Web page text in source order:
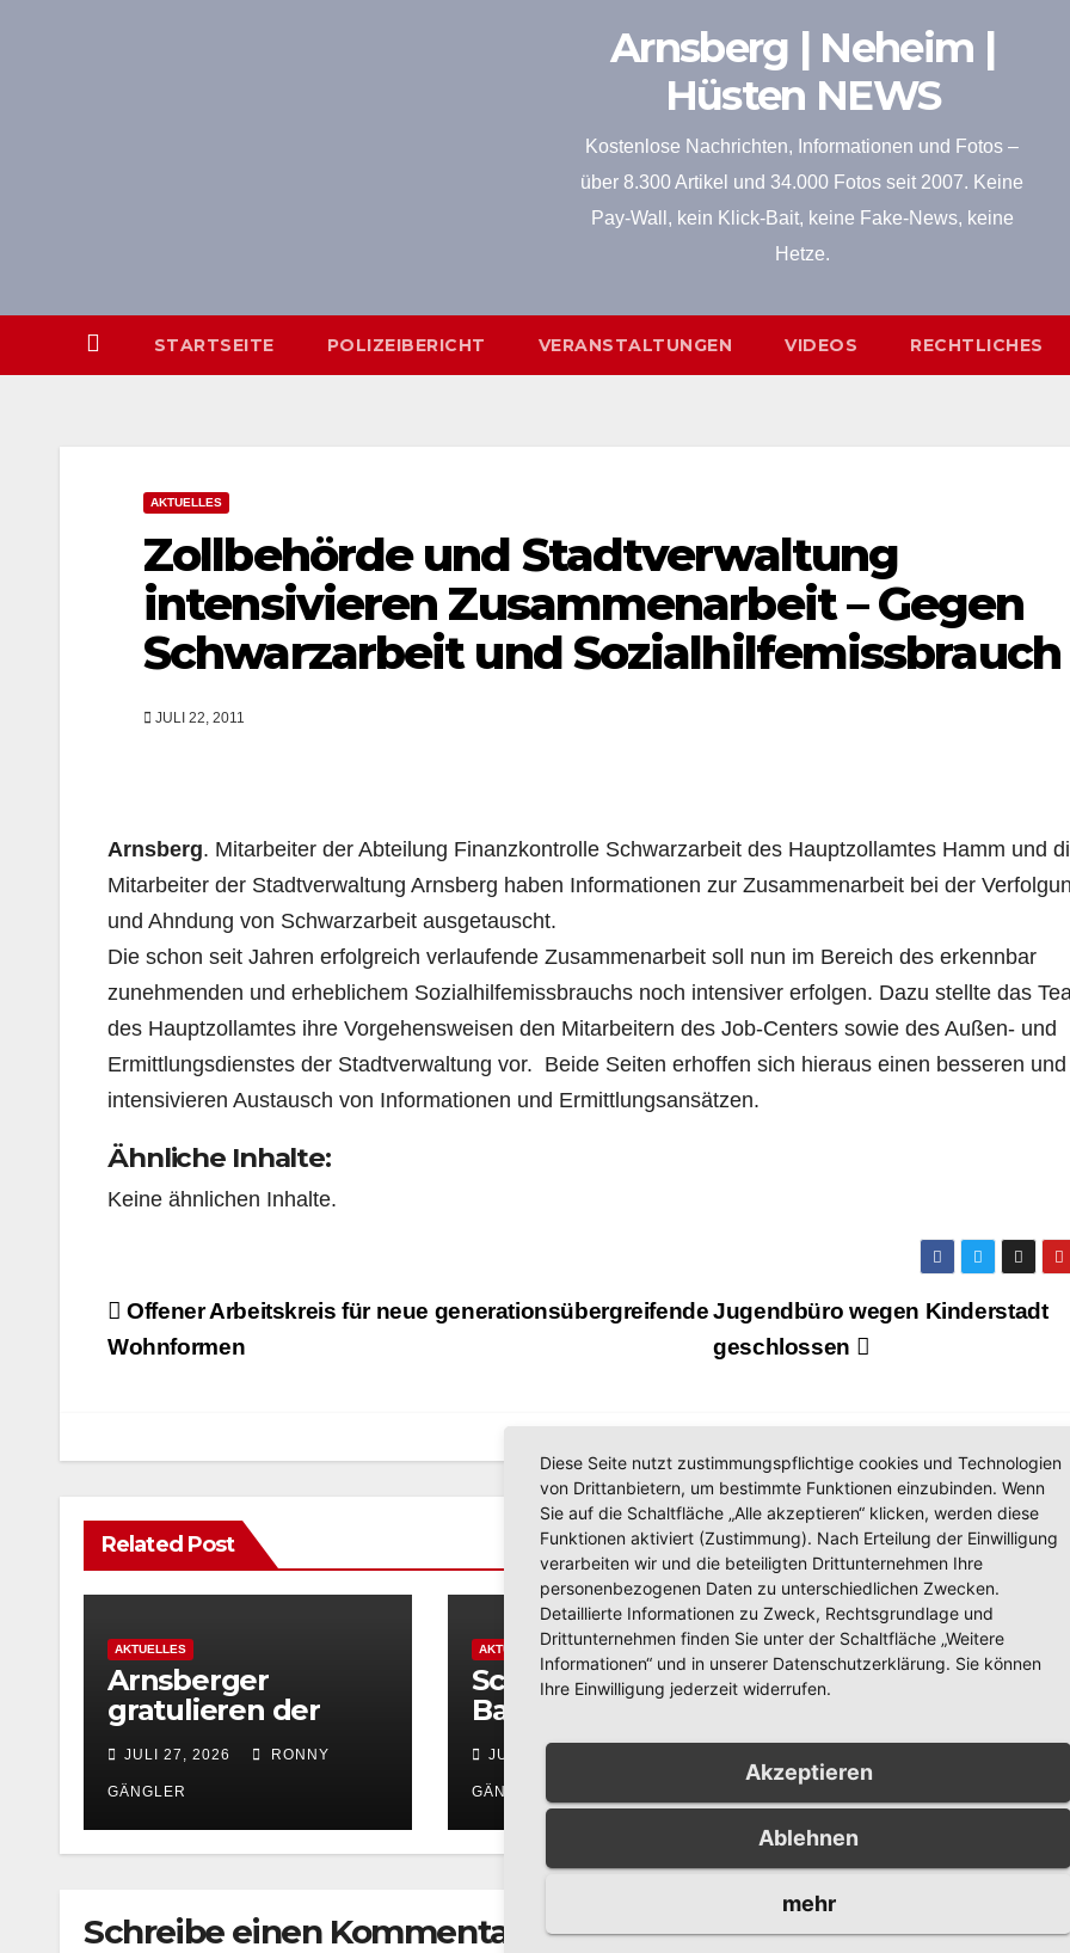
Arnsberg | Neheim |
Hüsten NEWS
Kostenlose Nachrichten, Informationen und Fotos –
über 8.300 Artikel und 34.000 Fotos seit 2007. Keine
Pay-Wall, kein Klick-Bait, keine Fake-News, keine
Hetze.
STARTSEITE POLIZEIBERICHT VERANSTALTUNGEN VIDEOS RECHTLICHES
AKTUELLES
Zollbehörde und Stadtverwaltung
intensivieren Zusammenarbeit – Gegen
Schwarzarbeit und Sozialhilfemissbrauch
JULI 22, 2011
Arnsberg. Mitarbeiter der Abteilung Finanzkontrolle Schwarzarbeit des Hauptzollamtes Hamm und
Mitarbeiter der Stadtverwaltung Arnsberg haben Informationen zur Zusammenarbeit bei der
und Ahndung von Schwarzarbeit ausgetauscht.
Die schon seit Jahren erfolgreich verlaufende Zusammenarbeit soll nun im Bereich des erkennbar
zunehmenden und erheblichem Sozialhilfemissbrauchs noch intensiver erfolgen. Dazu stellte das
des Hauptzollamtes ihre Vorgehensweisen den Mitarbeitern des Job-Centers sowie des Außen- und
Ermittlungsdienstes der Stadtverwaltung vor. Beide Seiten erhoffen sich hieraus einen besseren und
intensivieren Austausch von Informationen und Ermittlungsansätzen.
Ähnliche Inhalte:
Keine ähnlichen Inhalte.
Beitragsnavigation
Jugendbüro wegen Kinderstadt
geschlossen
Offener Arbeitskreis für neue generationsübergreifende
Wohnformen
Related Post
AKTUELLES
Arnsberger
gratulieren der
Partnerstadt
Olesno zum 800-
jährigen
Stadtjubiläum
JULI 27, 2026 RONNY
GÄNGLER
AKTUELLES
Schützenfest
Bachum 2026:
Fotos und Video
vom Festzug in
Bachum jetzt
online
JULI 20, 2026
GÄNGLER
AKTUELLES
Landesweiter
Donnerstag, 12.
März 2026
PRESSESTELLE STADT
Schreibe einen Kommentar
Diese Seite nutzt zustimmungspflichtige cookies und Technologien
von Drittanbietern, um bestimmte Funktionen einzubinden. Wenn
Sie auf die Schaltfläche „Alle akzeptieren“ klicken, werden diese
Funktionen aktiviert (Zustimmung). Nach Erteilung der Einwilligung
verarbeiten wir und die beteiligten Drittunternehmen Ihre
personenbezogenen Daten zu unterschiedlichen Zwecken.
Detaillierte Informationen zu Zweck, Rechtsgrundlage und
Drittunternehmen finden Sie unter der Schaltfläche „Weitere
Informationen“ und in unserer Datenschutzerklärung. Sie können
Ihre Einwilligung jederzeit widerrufen.
Akzeptieren
Ablehnen
mehr